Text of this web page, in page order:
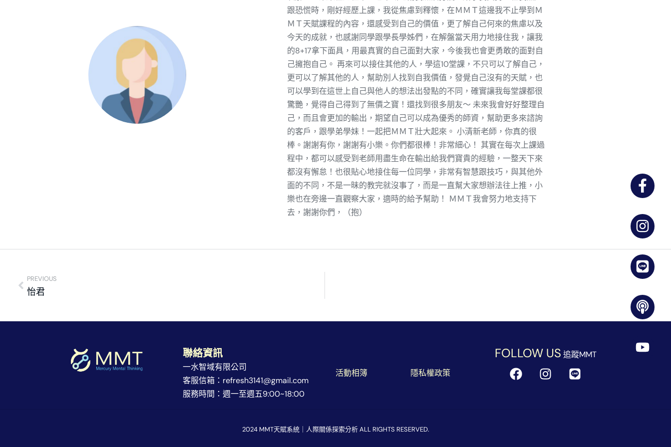
跟恐慌時，剛好經歷上課，我從焦慮到釋懷，在ＭＭＴ這邊我不止學到Ｍ
ＭＴ天賦課程的內容，還感受到自己的價值，更了解自己何來的焦慮以及
今天的成就，也感謝同學跟學長學姊們，在解盤當天用力地接住我，讓我
的8+17拿下面具，用最真實的自己面對大家，今後我也會更勇敢的面對自
己擁抱自己。 再來可以接住其他的人，學這10堂課，不只可以了解自己，
更可以了解其他的人，幫助別人找到自我價值，發覺自己沒有的天賦，也
可以學到在這世上自己與他人的想法出發點的不同，確實讓我每堂課都很
驚艷，覺得自己得到了無價之寶！還找到很多朋友～ 未來我會好好整理自
己，而且會更加的輸出，期望自己可以成為優秀的師資，幫助更多來諮詢
的客戶，跟學弟學妹！一起把ＭＭＴ壯大起來。 小清新老師，你真的很
棒。謝謝有你，謝謝有小樂。你們都很棒！非常細心！ 其實在每次上課過
程中，都可以感受到老師用盡生命在輸出給我們寶貴的經驗，一整天下來
都沒有懈怠！也很貼心地接住每一位同學，非常有智慧跟技巧，與其他外
面的不同，不是一昧的教完就沒事了，而是一直幫大家想辦法往上推，小
樂也在旁邊一直觀察大家，適時的給予幫助！ ＭＭＴ我會努力地支持下
去，謝謝你們，（抱）
PREVIOUS
怡君
聯絡資訊
一水智域有限公司
客服信箱：refresh3141@gmail.com
服務時間：週一至週五9:00~18:00
活動相簿 隱私權政策
FOLLOW US 追蹤MMT
2024 MMT天賦系統｜人際關係探索分析 ALL RIGHTS RESERVED.